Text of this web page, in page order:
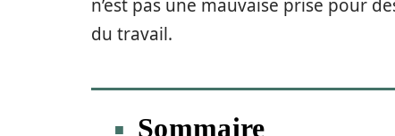
n’est pas une mauvaise prise pour
du travail.
Sommaire